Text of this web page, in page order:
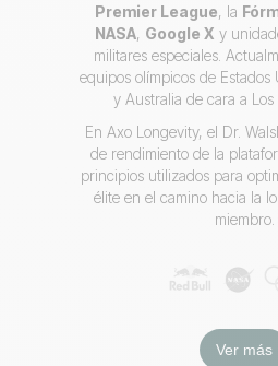
Premier League, la
NASA, Google X y
militares especiales.
equipos olímpicos de
y Australia de cara a
En Axo Longevity, el Dr.
de rendimiento de la
principios utilizados para
élite en el camino hacia la
miembro.
Ver más